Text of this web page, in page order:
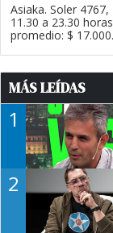
Asiaka. Soler
11.30 a 23.30
promedio: $ 17.000.
MÁS LEÍDAS
1
2